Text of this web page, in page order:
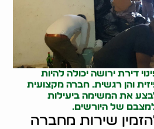
דירת ירושה יכולה להיות
והן רגשית. חברה מקצועית
את המשימה ביעילות
של היורשים.
שירות מחברה